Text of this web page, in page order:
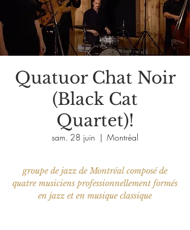
Quatuor Chat Noir
(Black Cat
Quartet)!
sam. 28 juin
  |
Montréal
groupe de jazz de Montréal composé de
quatre musiciens professionnellement formés
en jazz et en musique classique